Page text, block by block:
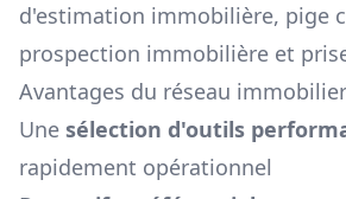
d'estimation immobilière, pige
prospection immobilière et
Avantages du réseau
Une sélection d'outils
rapidement opérationnel